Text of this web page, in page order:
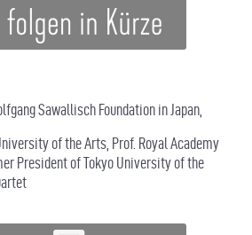
Sawallisch Foundation in Japan,
of the Arts, Prof. Royal Academy
President of Tokyo University of the